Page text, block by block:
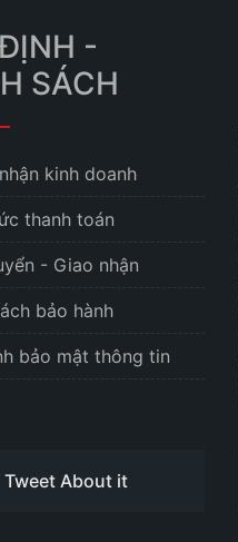
-
SÁCH
kinh doanh
thanh toán
- Giao nhận
bảo hành
bảo mật thông tin
Tweet About it